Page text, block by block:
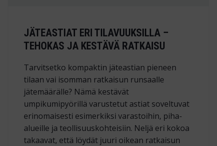
JÄTEASTIAT ERI TILAVUUKSILLA –
TEHOKAS JA KESTÄVÄ RATKAISU
Tarvitsetko kompaktin jäteastian pieneen
tilaan vai isomman ratkaisun runsaalle
jätemäärälle? Nämä kestävät
umpikumipyörillä varustetut astiat soveltuvat
erinomaisesti esimerkiksi varastoihin, piha-
alueille ja teollisuuskohteisiin. Neljä eri kokoa
takaavat, että löydät juuri oikean ratkaisun